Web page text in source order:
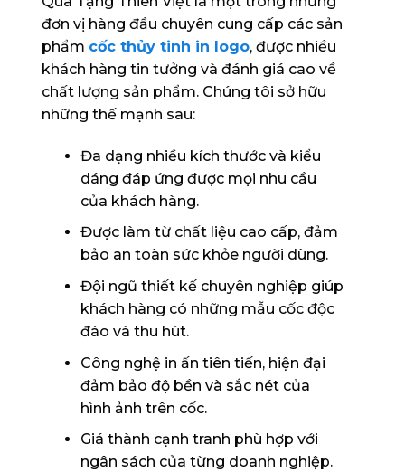
đơn vị hàng đầu chuyên cung cấp các sản
phẩm cốc thủy tinh in logo, được nhiều
khách hàng tin tưởng và đánh giá cao về
chất lượng sản phẩm. Chúng tôi sở hữu
những thế mạnh sau:
Đa dạng nhiều kích thước và kiểu
dáng đáp ứng được mọi nhu cầu
của khách hàng.
Được làm từ chất liệu cao cấp, đảm
bảo an toàn sức khỏe người dùng.
Đội ngũ thiết kế chuyên nghiệp giúp
khách hàng có những mẫu cốc độc
đáo và thu hút.
Công nghệ in ấn tiên tiến, hiện đại
đảm bảo độ bền và sắc nét của
hình ảnh trên cốc.
Giá thành cạnh tranh phù hợp với
ngân sách của từng doanh nghiệp.